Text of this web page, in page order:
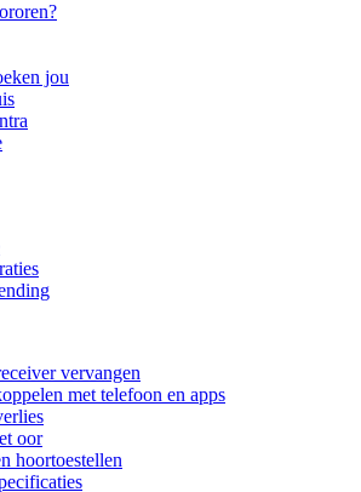
jou
vervangen
met telefoon en apps
oor
hoortoestellen